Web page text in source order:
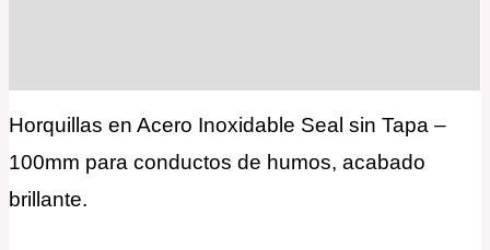
Horquillas en Acero Inoxidable Seal sin Tapa –
100mm para conductos de humos, acabado
brillante.